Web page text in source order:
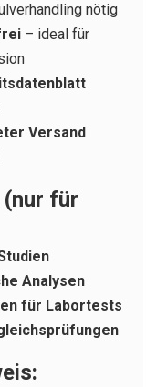
nötig
– ideal für
Versand
für
Analysen
für Labortests